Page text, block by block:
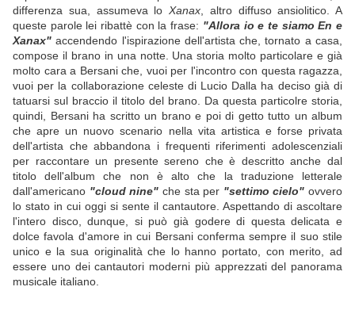
differenza sua, assumeva lo Xanax , altro diffuso ansiolitico. A
queste parole lei ribattè con la frase: "Allora io e te siamo En e
Xanax" accendendo l'ispirazione dell'artista che, tornato a casa,
compose il brano in una notte. Una storia molto particolare e già
molto cara a Bersani che, vuoi per l'incontro con questa ragazza,
vuoi per la collaborazione celeste di Lucio Dalla ha deciso già di
tatuarsi sul braccio il titolo del brano. Da questa particolre storia,
quindi, Bersani ha scritto un brano e poi di getto tutto un album
che apre un nuovo scenario nella vita artistica e forse privata
dell'artista che abbandona i frequenti riferimenti adolescenziali
per raccontare un presente sereno che è descritto anche dal
titolo dell'album che non è alto che la traduzione letterale
dall'americano "cloud nine" che sta per "settimo cielo" ovvero
lo stato in cui oggi si sente il cantautore. Aspettando di ascoltare
l'intero disco, dunque, si può già godere di questa delicata e
dolce favola d'amore in cui Bersani conferma sempre il suo stile
unico e la sua originalità che lo hanno portato, con merito, ad
essere uno dei cantautori moderni più apprezzati del panorama
musicale italiano.